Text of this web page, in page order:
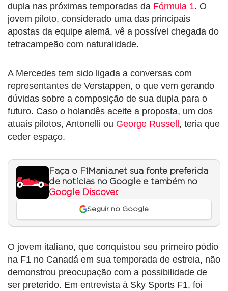
dupla nas próximas temporadas da Fórmula 1. O
jovem piloto, considerado uma das principais
apostas da equipe alemã, vê a possível chegada do
tetracampeão com naturalidade.
A Mercedes tem sido ligada a conversas com
representantes de Verstappen, o que vem gerando
dúvidas sobre a composição de sua dupla para o
futuro. Caso o holandês aceite a proposta, um dos
atuais pilotos, Antonelli ou George Russell, teria que
ceder espaço.
Faça o F1Mania.net sua fonte preferida
de notícias no Google e também no
Google Discover.
Seguir no Google
O jovem italiano, que conquistou seu primeiro pódio
na F1 no Canadá em sua temporada de estreia, não
demonstrou preocupação com a possibilidade de
ser preterido. Em entrevista à Sky Sports F1, foi